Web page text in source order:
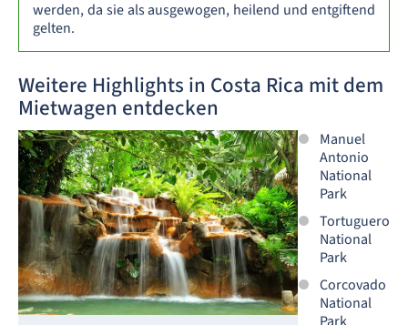
werden, da sie als ausgewogen, heilend und entgiftend
gelten.
Weitere Highlights in Costa Rica mit dem
Mietwagen entdecken
Manuel
Antonio
National
Park
Tortuguero
National
Park
Corcovado
National